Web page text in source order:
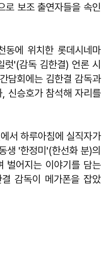
로 보조 출연자들을 속인
동에 위치한 롯데시네마
럿'(감독 김한결) 언론 시
담회에는 김한결 감독과
신승호가 참석해 자리를
서 하루아침에 실직자가
생 '한정미'(한선화 분)의
벌어지는 이야기를 담는
감독이 메가폰을 잡았